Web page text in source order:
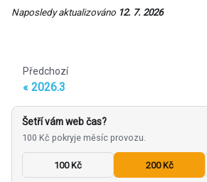
Naposledy aktualizováno 12. 7. 2026
Předchozí
2026.3
Šetří vám web čas?
100 Kč pokryje měsíc provozu.
100 Kč 200 Kč